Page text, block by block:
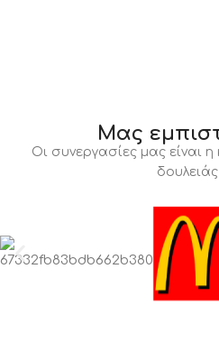
Μας
Οι συνεργασίες μας είναι